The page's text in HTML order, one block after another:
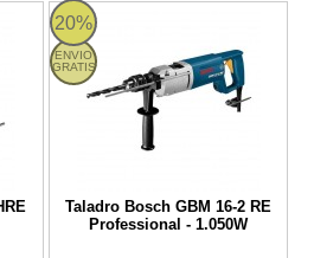
Professional - 550W
20%
ENVIO
GRATIS
Taladro Bosch GBM 16-2 RE
Professional - 1.050W
Taladro Bosch GBM 16-2 RE